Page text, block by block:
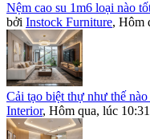
Nệm cao su 1m6 loại nào
bởi Instock Furniture, Hôm
Cải tạo biệt thự như thế
Interior, Hôm qua, lúc 10:31